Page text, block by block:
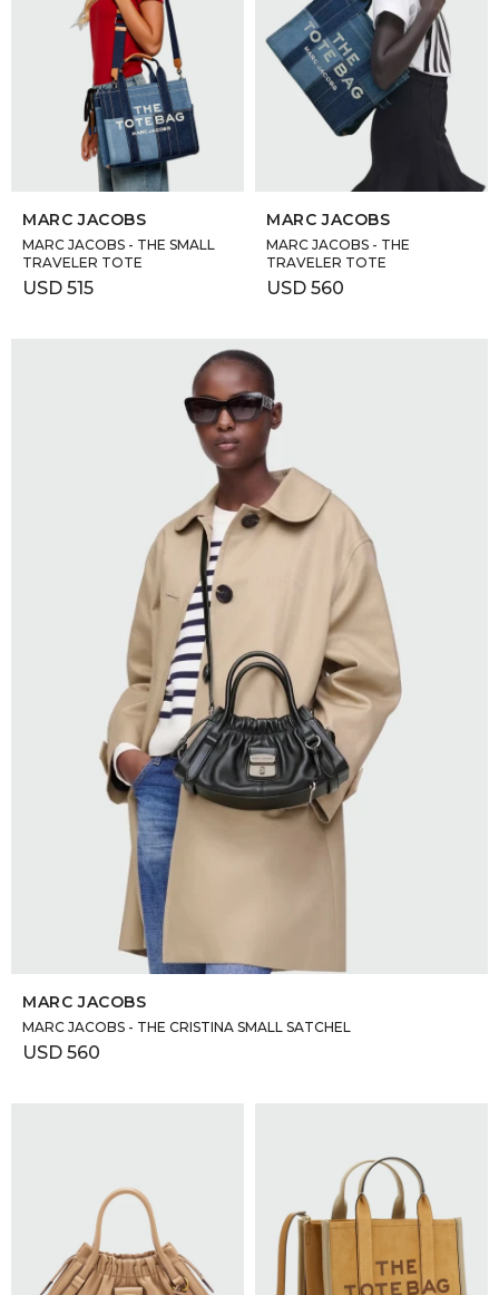
SELECCIONAR TALLE
MARC JACOBS
MARC JACOBS - THE SMALL
TRAVELER TOTE
USD 515
SELECCIONAR TALLE
MARC JACOBS
MARC JACOBS - THE
TRAVELER TOTE
USD 560
SELECCIONAR TALLE
MARC JACOBS
MARC JACOBS - THE CRISTINA SMALL SATCHEL
USD 560